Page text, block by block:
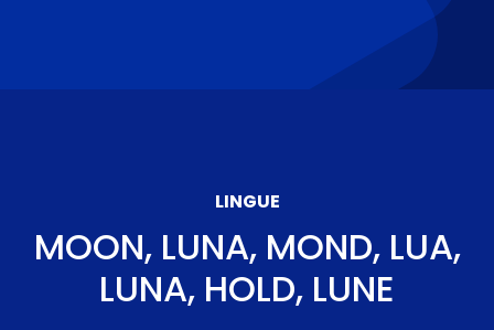
LINGUE
MOON, LUNA, MOND, LUA,
LUNA, HOLD, LUNE